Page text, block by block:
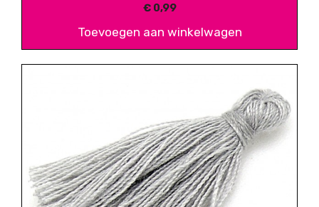
€0,99
Toevoegen aan winkelwagen